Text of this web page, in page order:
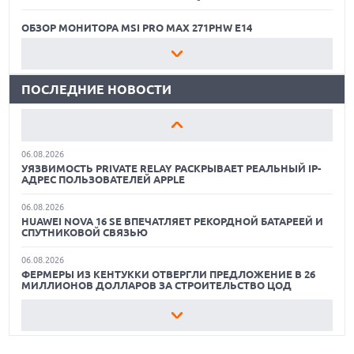
ОБЗОР МОНИТОРА MSI PRO MAX 271PHW E14
КАК БЕЗОПАСНО КУПИТЬ Б/У СМАРТФОН
ОБЗОР ПЫЛЕСОСА DREAME Z40 AQUACYCLE PRO
ОБЗОР МОНИТОРА MSI PRO MAX 271PHW E14
КАК БЕЗОПАСНО КУПИТЬ Б/У СМАРТФОН
ОБЗОР МОНИТОРА MSI PRO MAX 271PHW E14
ПОСЛЕДНИЕ НОВОСТИ
ТОЛЩИНОЙ 4,7 ММ И 12" OLED МАТРИЦЕЙ
УБОРКИ И ЛИНЕЙКУ ТЕХНИКИ 2026 ГОДА
06.08.2026
УЯЗВИМОСТЬ PRIVATE RELAY РАСКРЫВАЕТ РЕАЛЬНЫЙ IP-
АДРЕС ПОЛЬЗОВАТЕЛЕЙ APPLE
06.08.2026
HUAWEI NOVA 16 SE ВПЕЧАТЛЯЕТ РЕКОРДНОЙ БАТАРЕЕЙ И
СПУТНИКОВОЙ СВЯЗЬЮ
06.08.2026
ФЕРМЕРЫ ИЗ КЕНТУККИ ОТВЕРГЛИ ПРЕДЛОЖЕНИЕ В 26
МИЛЛИОНОВ ДОЛЛАРОВ ЗА СТРОИТЕЛЬСТВО ЦОД